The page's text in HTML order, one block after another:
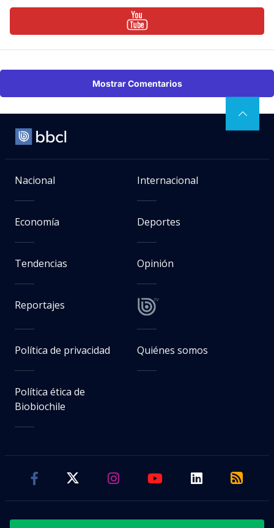
Mostrar Comentarios
Nacional Internacional
Economía Deportes
Tendencias Opinión
Reportajes
Política de privacidad Quiénes somos
Política ética de
Biobiochile